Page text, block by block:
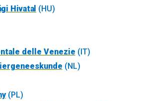
Hivatal (HU)
delle Venezie (IT)
(NL)
(PL)